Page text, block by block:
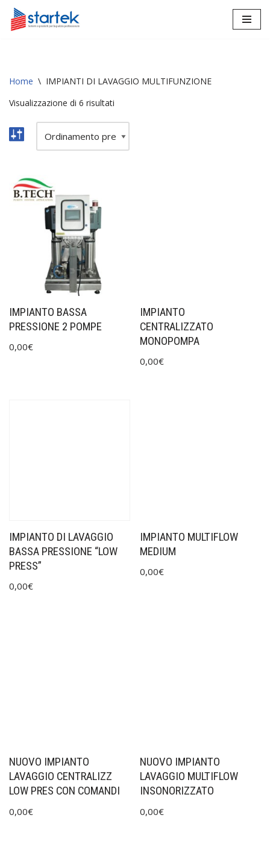
Vai
Home \ IMPIANTI DI LAVAGGIO MULTIFUNZIONE
Visualizzazione di 6 risultati
IMPIANTO BASSA
PRESSIONE 2 POMPE
0,00€
IMPIANTO
CENTRALIZZATO
MONOPOMPA
0,00€
IMPIANTO DI LAVAGGIO
BASSA PRESSIONE “LOW
PRESS”
0,00€
IMPIANTO MULTIFLOW
MEDIUM
0,00€
NUOVO IMPIANTO
LAVAGGIO CENTRALIZZ
LOW PRES CON COMANDI
0,00€
NUOVO IMPIANTO
LAVAGGIO MULTIFLOW
INSONORIZZATO
0,00€